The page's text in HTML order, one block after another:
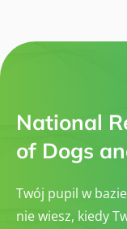
National
of Dogs
Twój pupil w
nie wiesz, kiedy